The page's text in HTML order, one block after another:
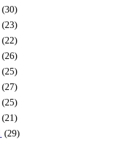
(30)
(23)
(22)
(26)
(25)
(27)
(25)
(21)
(29)